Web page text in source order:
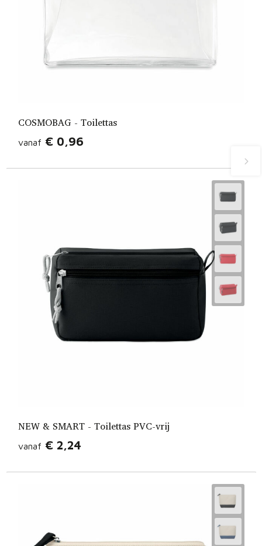
COSMOBAG - Toilettas
vanaf € 0,96
NEW & SMART - Toilettas PVC-vrij
vanaf € 2,24